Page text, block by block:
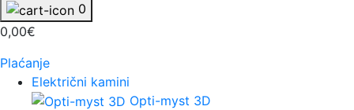
0
0,00€
Plaćanje
Električni kamini
Opti-myst 3D